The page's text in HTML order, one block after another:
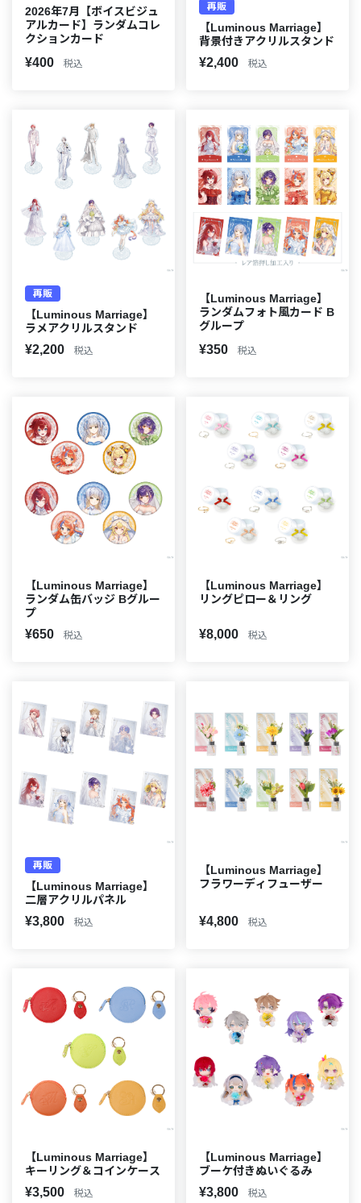
2026年7月【ボイスビジュ
アルカード】ランダムコレ
クションカード
¥400 税込
再販
【Luminous Marriage】
背景付きアクリルスタンド
¥2,400 税込
再販
【Luminous Marriage】
ラメアクリルスタンド
¥2,200 税込
【Luminous Marriage】
ランダムフォト風カード B
グループ
¥350 税込
【Luminous Marriage】
ランダム缶バッジ Bグルー
プ
¥650 税込
【Luminous Marriage】
リングピロー＆リング
¥8,000 税込
再販
【Luminous Marriage】
二層アクリルパネル
¥3,800 税込
【Luminous Marriage】
フラワーディフューザー
¥4,800 税込
【Luminous Marriage】
キーリング＆コインケース
¥3,500 税込
【Luminous Marriage】
ブーケ付きぬいぐるみ
¥3,800 税込